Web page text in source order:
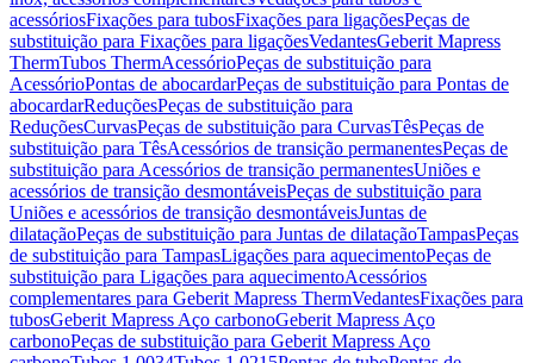
acessóriosFixações para tubosFixações para ligaçõesPeças de
substituição para Fixações para ligaçõesVedantesGeberit Mapress
ThermTubos ThermAcessórioPeças de substituição para
AcessórioPontas de abocardarPeças de substituição para Pontas de
abocardarReduçõesPeças de substituição para
ReduçõesCurvasPeças de substituição para CurvasTêsPeças de
substituição para TêsAcessórios de transição permanentesPeças de
substituição para Acessórios de transição permanentesUniões e
acessórios de transição desmontáveisPeças de substituição para
Uniões e acessórios de transição desmontáveisJuntas de
dilataçãoPeças de substituição para Juntas de dilataçãoTampasPeças
de substituição para TampasLigações para aquecimentoPeças de
substituição para Ligações para aquecimentoAcessórios
complementares para Geberit Mapress ThermVedantesFixações para
tubosGeberit Mapress Aço carbonoGeberit Mapress Aço
carbonoPeças de substituição para Geberit Mapress Aço